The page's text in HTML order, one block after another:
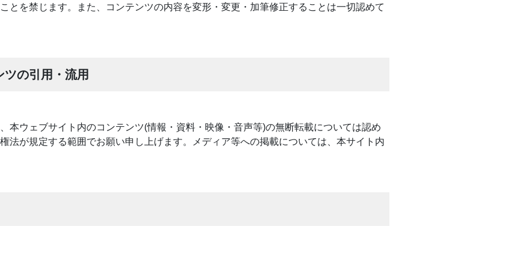
とを禁じます。また、コンテンツの内容を変形・変更・加筆修正することは一切認めて
の引用・流用
本ウェブサイト内のコンテンツ(情報・資料・映像・音声等)の無断転載については認め
法が規定する範囲でお願い申し上げます。メディア等への掲載については、本サイト内